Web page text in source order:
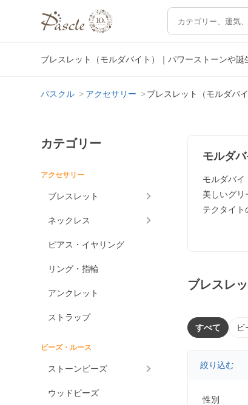
ブレスレット（モルダバイト）｜パワーストーンや
パスクル アクセサリー ブレスレット（モルダバイ
カテゴリー
アクセサリー
ブレスレット
ネックレス
ピアス・イヤリング
リング・指輪
アンクレット
ストラップ
ビーズ・ルース
ストーンビーズ
ウッドビーズ
モルダバ
モルダバイ
美しいグリ
テクタイト
ブレスレ
すべて ビ
絞り込む
性別